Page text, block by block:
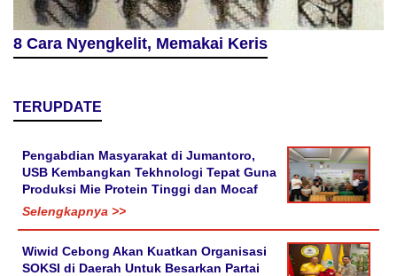
8 Cara Nyengkelit, Memakai Keris
TERUPDATE
Pengabdian Masyarakat di Jumantoro,
USB Kembangkan Tekhnologi Tepat Guna
Produksi Mie Protein Tinggi dan Mocaf
Selengkapnya >>
Wiwid Cebong Akan Kuatkan Organisasi
SOKSI di Daerah Untuk Besarkan Partai